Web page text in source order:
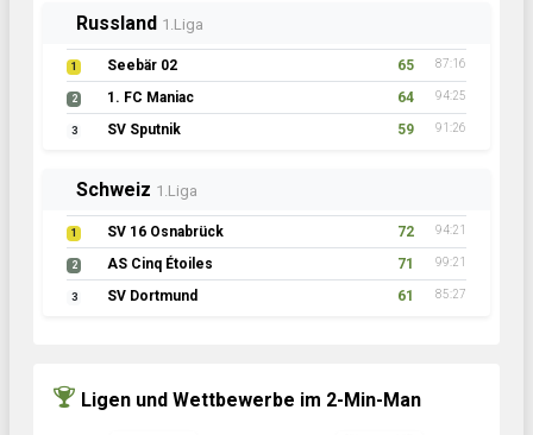
Russland 1.Liga
1 Seebär 02 65 87:16
2 1. FC Maniac 64 94:25
3 SV Sputnik 59 91:26
Schweiz 1.Liga
1 SV 16 Osnabrück 72 94:21
2 AS Cinq Étoiles 71 99:21
3 SV Dortmund 61 85:27
Ligen und Wettbewerbe im 2-Min-Man